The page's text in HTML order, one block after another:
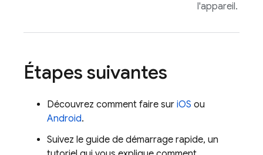
l'appareil.
Étapes suivantes
Découvrez comment faire sur iOS ou
Android.
Suivez le guide de démarrage rapide, un